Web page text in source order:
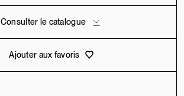
Consulter le catalogue
Ajouter aux favoris